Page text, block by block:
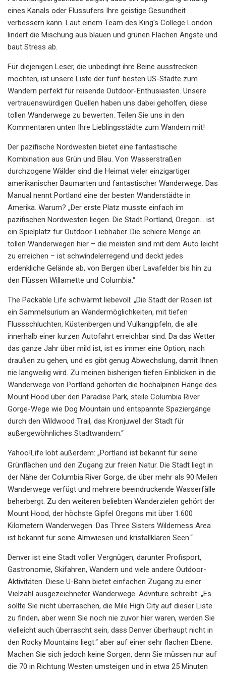
eines Kanals oder Flussufers Ihre geistige Gesundheit
verbessern kann. Laut einem Team des King's College London
lindert die Mischung aus blauen und grünen Flächen Ängste und
baut Stress ab.
Für diejenigen Leser, die unbedingt ihre Beine ausstrecken
möchten, ist unsere Liste der fünf besten US-Städte zum
Wandern perfekt für reisende Outdoor-Enthusiasten. Unsere
vertrauenswürdigen Quellen haben uns dabei geholfen, diese
tollen Wanderwege zu bewerten. Teilen Sie uns in den
Kommentaren unten Ihre Lieblingsstädte zum Wandern mit!
Der pazifische Nordwesten bietet eine fantastische
Kombination aus Grün und Blau. Von Wasserstraßen
durchzogene Wälder sind die Heimat vieler einzigartiger
amerikanischer Baumarten und fantastischer Wanderwege. Das
Manual nennt Portland eine der besten Wanderstädte in
Amerika. Warum? „Der erste Platz musste einfach im
pazifischen Nordwesten liegen. Die Stadt Portland, Oregon… ist
ein Spielplatz für Outdoor-Liebhaber. Die schiere Menge an
tollen Wanderwegen hier – die meisten sind mit dem Auto leicht
zu erreichen – ist schwindelerregend und deckt jedes
erdenkliche Gelände ab, von Bergen über Lavafelder bis hin zu
den Flüssen Willamette und Columbia.“
The Packable Life schwärmt liebevoll: „Die Stadt der Rosen ist
ein Sammelsurium an Wandermöglichkeiten, mit tiefen
Flussschluchten, Küstenbergen und Vulkangipfeln, die alle
innerhalb einer kurzen Autofahrt erreichbar sind. Da das Wetter
das ganze Jahr über mild ist, ist es immer eine Option, nach
draußen zu gehen, und es gibt genug Abwechslung, damit Ihnen
nie langweilig wird. Zu meinen bisherigen tiefen Einblicken in die
Wanderwege von Portland gehörten die hochalpinen Hänge des
Mount Hood über den Paradise Park, steile Columbia River
Gorge-Wege wie Dog Mountain und entspannte Spaziergänge
durch den Wildwood Trail, das Kronjuwel der Stadt für
außergewöhnliches Stadtwandern.“
Yahoo!Life lobt außerdem: „Portland ist bekannt für seine
Grünflächen und den Zugang zur freien Natur. Die Stadt liegt in
der Nähe der Columbia River Gorge, die über mehr als 90 Meilen
Wanderwege verfügt und mehrere beeindruckende Wasserfälle
beherbergt. Zu den weiteren beliebten Wanderzielen gehört der
Mount Hood, der höchste Gipfel Oregons mit über 1.600
Kilometern Wanderwegen. Das Three Sisters Wilderness Area
ist bekannt für seine Almwiesen und kristallklaren Seen.“
Denver ist eine Stadt voller Vergnügen, darunter Profisport,
Gastronomie, Skifahren, Wandern und viele andere Outdoor-
Aktivitäten. Diese U-Bahn bietet einfachen Zugang zu einer
Vielzahl ausgezeichneter Wanderwege. Advnture schreibt: „Es
sollte Sie nicht überraschen, die Mile High City auf dieser Liste
zu finden, aber wenn Sie noch nie zuvor hier waren, werden Sie
vielleicht auch überrascht sein, dass Denver überhaupt nicht in
den Rocky Mountains liegt.“ aber auf einer sehr flachen Ebene.
Machen Sie sich jedoch keine Sorgen, denn Sie müssen nur auf
die 70 in Richtung Westen umsteigen und in etwa 25 Minuten